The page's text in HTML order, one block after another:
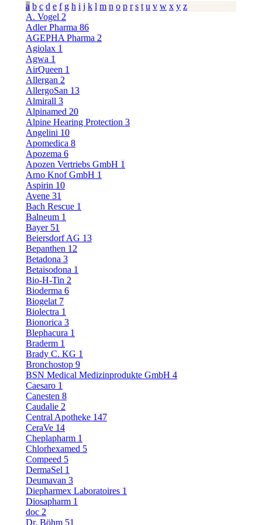
a b c d e f g h i j k l m n o p r s t u v w x y z
A. Vogel 2
Adler Pharma 86
AGEPHA Pharma 2
Agiolax 1
Agwa 1
AirQueen 1
Allergan 2
AllergoSan 13
Almirall 3
Alpinamed 20
Alpine Hearing Protection 3
Angelini 10
Apomedica 8
Apozema 6
Apozen Vertriebs GmbH 1
Arno Knof GmbH 1
Aspirin 10
Avene 31
Bach Rescue 1
Balneum 1
Bayer 51
Beiersdorf AG 13
Bepanthen 12
Betadona 3
Betaisodona 1
Bio-H-Tin 2
Bioderma 6
Biogelat 7
Biolectra 1
Bionorica 3
Blephacura 1
Braderm 1
Brady C. KG 1
Bronchostop 9
BSN Medical Medizinprodukte GmbH 4
Caesaro 1
Canesten 8
Caudalie 2
Central Apotheke 147
CeraVe 14
Cheplapharm 1
Chlorhexamed 5
Compeed 5
DermaSel 1
Deumavan 3
Diepharmex Laboratoires 1
Diosapharm 1
doc 2
Dr. Böhm 51